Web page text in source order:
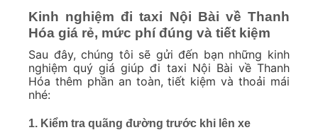
Kinh nghiệm đi taxi Nội Bài về Thanh
Hóa giá rẻ, mức phí đúng và tiết kiệm
Sau đây, chúng tôi sẽ gửi đến bạn những kinh
nghiệm quý giá giúp đi taxi Nội Bài về Thanh
Hóa thêm phần an toàn, tiết kiệm và thoải mái
nhé:
1. Kiểm tra quãng đường trước khi lên xe